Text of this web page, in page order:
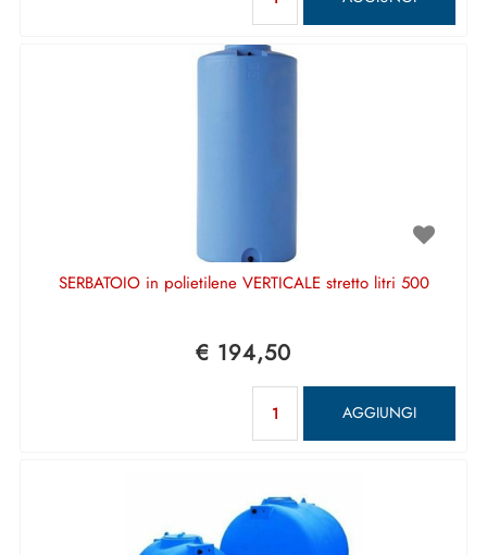
SERBATOIO in polietilene VERTICALE stretto litri 500
€ 194,50
AGGIUNGI